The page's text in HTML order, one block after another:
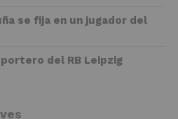
se fija en un jugador del
del RB Leipzig